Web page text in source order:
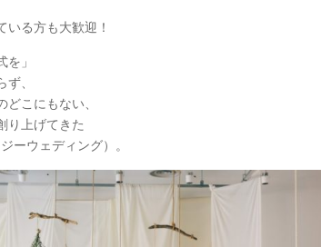
る方も大歓迎！
を」
、
こにもない、
り上げてきた
ーウェディング）。